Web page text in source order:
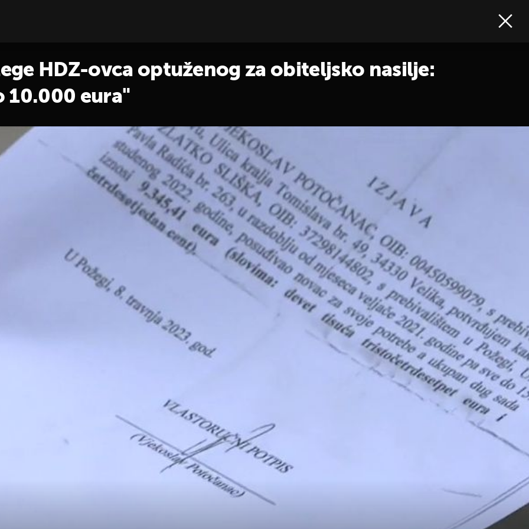
HDZ-ovca optuženog za obiteljsko nasilje:
10.000 eura"
skrb
Otkrivena ilegalna pršutana kod Drniša: Zaplijenjeno
1000 pršuta, istražuje se gdje su se prodavali
ekstremno niskog vodostaja brodovi ostali nasukani